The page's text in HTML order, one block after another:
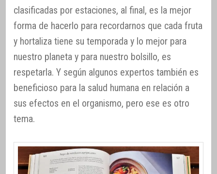
clasificadas por estaciones, al final, es la mejor
forma de hacerlo para recordarnos que cada fruta
y hortaliza tiene su temporada y lo mejor para
nuestro planeta y para nuestro bolsillo, es
respetarla. Y según algunos expertos también es
beneficioso para la salud humana en relación a
sus efectos en el organismo, pero ese es otro
tema.